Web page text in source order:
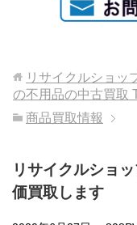
リサイクルショッ
の不用品の中古買取
商品買取情報
リサイクルショ
価買取します